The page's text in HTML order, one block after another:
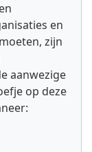
en
zijn
aanwezige
op deze